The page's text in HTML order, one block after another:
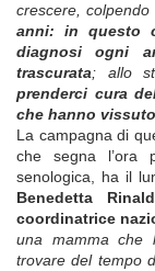
crescere,
anni: in questo
diagnosi ogni
trascurata; allo
prenderci cura
che hanno
La campagna di
che segna l’ora
senologica, ha il
Benedetta
coordinatrice
una mamma che
trovare del tempo